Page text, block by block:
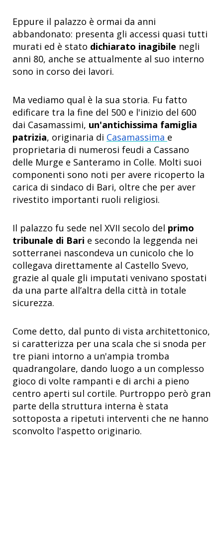
Eppure il palazzo è ormai da anni
abbandonato: presenta gli accessi quasi tutti
murati ed è stato dichiarato inagibile negli
anni 80, anche se attualmente al suo interno
sono in corso dei lavori.
Ma vediamo qual è la sua storia. Fu fatto
edificare tra la fine del 500 e l'inizio del 600
dai Casamassimi, un'antichissima famiglia
patrizia, originaria di Casamassima e
proprietaria di numerosi feudi a Cassano
delle Murge e Santeramo in Colle. Molti suoi
componenti sono noti per avere ricoperto la
carica di sindaco di Bari, oltre che per aver
rivestito importanti ruoli religiosi.
Il palazzo fu sede nel XVII secolo del primo
tribunale di Bari e secondo la leggenda nei
sotterranei nascondeva un cunicolo che lo
collegava direttamente al Castello Svevo,
grazie al quale gli imputati venivano spostati
da una parte all’altra della città in totale
sicurezza.
Come detto, dal punto di vista architettonico,
si caratterizza per una scala che si snoda per
tre piani intorno a un'ampia tromba
quadrangolare, dando luogo a un complesso
gioco di volte rampanti e di archi a pieno
centro aperti sul cortile. Purtroppo però gran
parte della struttura interna è stata
sottoposta a ripetuti interventi che ne hanno
sconvolto l'aspetto originario.